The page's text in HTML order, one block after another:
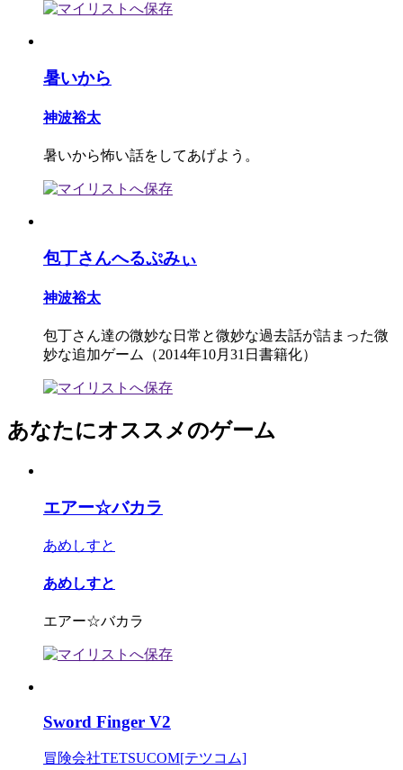
暑いから
神波裕太
暑いから怖い話をしてあげよう。
包丁さんへるぷみぃ
神波裕太
包丁さん達の微妙な日常と微妙な過去話が詰まった微
妙な追加ゲーム（2014年10月31日書籍化）
あなたにオススメのゲーム
エアー☆バカラ
あめしすと
あめしすと
エアー☆バカラ
Sword Finger V2
冒険会社TETSUCOM[テツコム]